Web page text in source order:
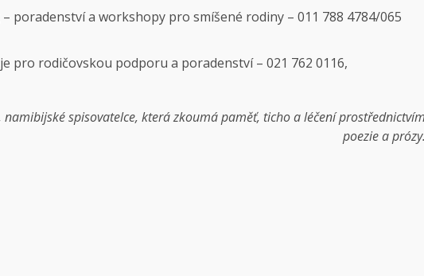
poradenství a workshopy pro smíšené rodiny – 011 788 4784/065
pro rodičovskou podporu a poradenství – 021 762 0116,
spisovatelce, která zkoumá paměť, ticho a léčení
poezie a